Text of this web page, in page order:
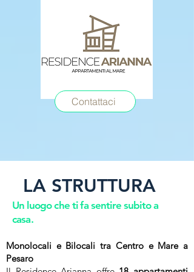
Contattaci
LA STRUTTURA​
Un luogo che ti fa sentire subito a
casa.
Monolocali e Bilocali tra Centro e Mare a
Pesaro